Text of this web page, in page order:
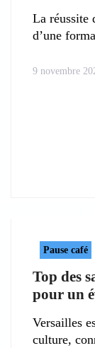
La réussite
d’une
9 novembre
Pause café
Top des
pour un
Versailles
culture,